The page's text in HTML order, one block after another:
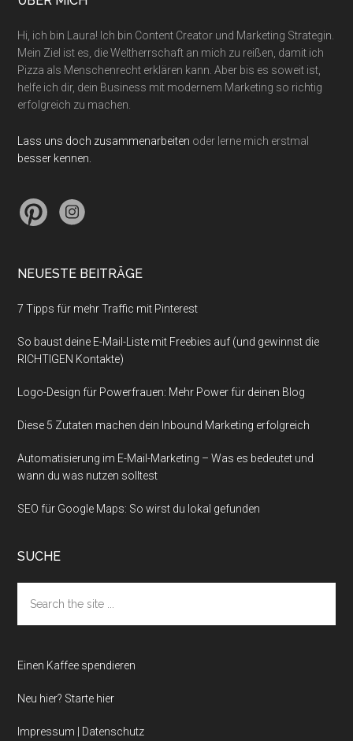
Footer
Hi, ich bin Laura! Ich bin Content Creator und Marketing Strategin.
Mein Ziel ist es, die Weltherrschaft an mich zu reißen, damit ich
Pizza als Menschenrecht erklären kann. Aber bis es soweit ist,
helfe ich dir, dein Business mit modernem Marketing so richtig
erfolgreich zu machen.
Lass uns doch zusammenarbeiten oder lerne mich erstmal
besser kennen.
NEUESTE BEITRÄGE
7 Tipps für mehr Traffic mit Pinterest
So baust deine E-Mail-Liste mit Freebies auf (und gewinnst die
RICHTIGEN Kontakte)
Logo-Design für Powerfrauen: Mehr Power für deinen Blog
Diese 5 Zutaten machen dein Inbound Marketing erfolgreich
Automatisierung im E-Mail-Marketing – Was es bedeutet und
wann du was nutzen solltest
SEO für Google Maps: So wirst du lokal gefunden
SUCHE
the
site
Einen Kaffee spendieren
Neu hier? Starte hier
Impressum | Datenschutz